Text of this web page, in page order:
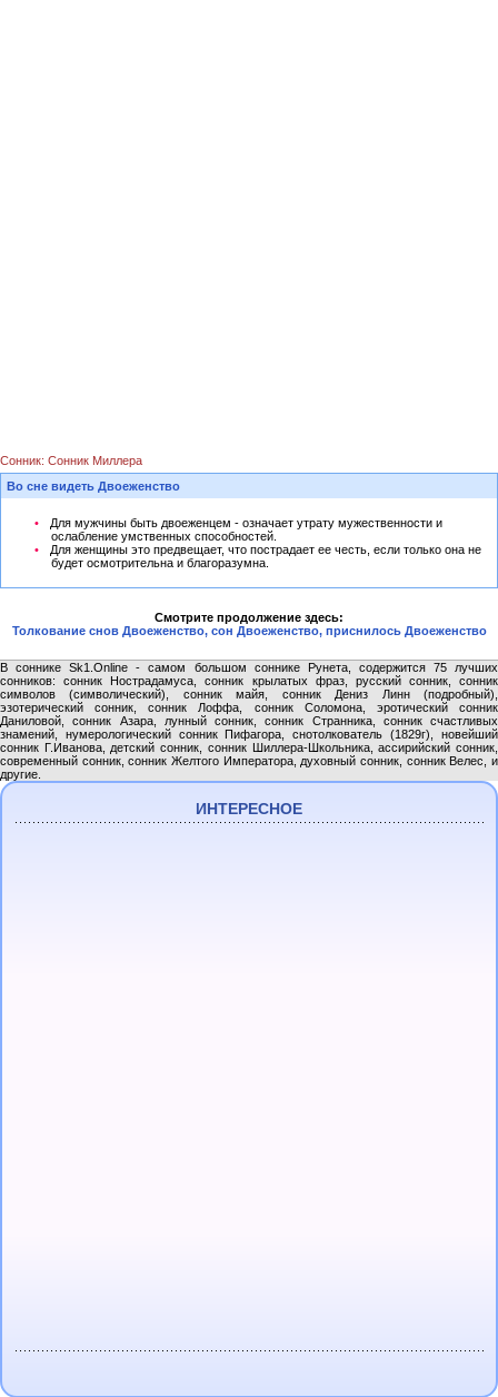
Сонник: Сонник Миллера
Во сне видеть Двоеженство
Для мужчины быть двоеженцем - означает утрату мужественности и
ослабление умственных способностей.
Для женщины это предвещает, что пострадает ее честь, если только она не
будет осмотрительна и благоразумна.
Смотрите продолжение здесь:
Толкование снов Двоеженство, сон Двоеженство, приснилось Двоеженство
В соннике Sk1.Online - самом большом соннике Рунета, содержится 75 лучших
сонников: сонник Нострадамуса, сонник крылатых фраз, русский сонник, сонник
символов (символический), сонник майя, сонник Дениз Линн (подробный),
эзотерический сонник, сонник Лоффа, сонник Соломона, эротический сонник
Даниловой, сонник Азара, лунный сонник, сонник Странника, сонник счастливых
знамений, нумерологический сонник Пифагора, снотолкователь (1829г), новейший
сонник Г.Иванова, детский сонник, сонник Шиллера-Школьника, ассирийский сонник,
современный сонник, сонник Желтого Императора, духовный сонник, сонник Велес, и
другие.
ИНТЕРЕСНОЕ